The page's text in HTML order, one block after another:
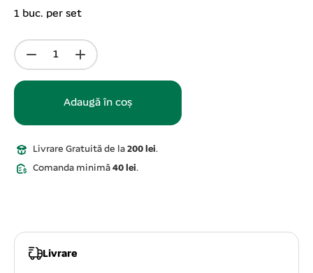
1 buc. per set
Adaugă în coș
Livrare Gratuită de la 200 lei.
Comanda minimă 40 lei.
Livrare